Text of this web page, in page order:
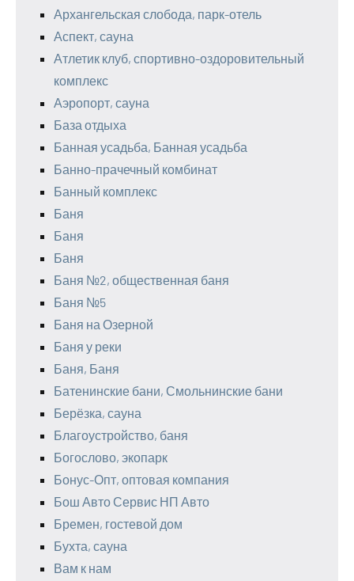
Архангельская слобода, парк-отель
Аспект, сауна
Атлетик клуб, спортивно-оздоровительный
комплекс
Аэропорт, сауна
База отдыха
Банная усадьба, Банная усадьба
Банно-прачечный комбинат
Банный комплекс
Баня
Баня
Баня
Баня №2, общественная баня
Баня №5
Баня на Озерной
Баня у реки
Баня, Баня
Батенинские бани, Смольнинские бани
Берёзка, сауна
Благоустройство, баня
Богослово, экопарк
Бонус-Опт, оптовая компания
Бош Авто Сервис НП Авто
Бремен, гостевой дом
Бухта, сауна
Вам к нам